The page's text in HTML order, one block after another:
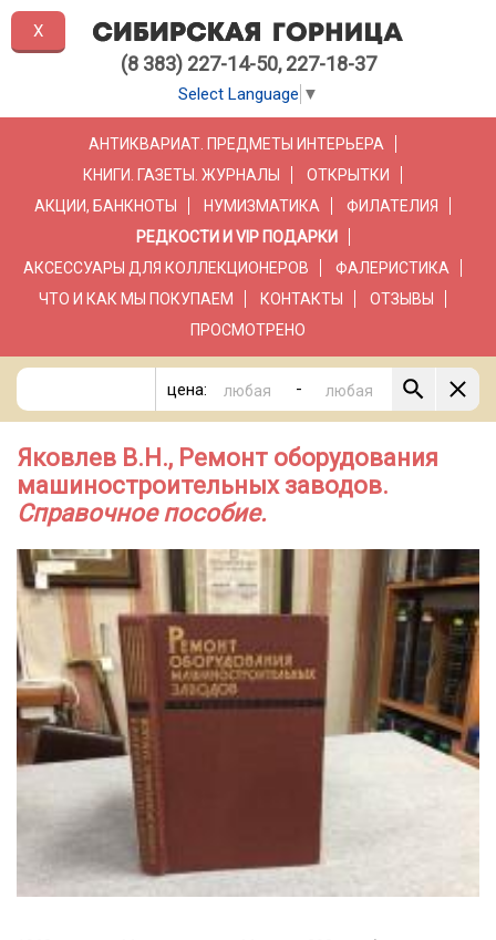
(8 383) 227-14-50, 227-18-37
Select Language ▼
АНТИКВАРИАТ. ПРЕДМЕТЫ ИНТЕРЬЕРА
КНИГИ. ГАЗЕТЫ. ЖУРНАЛЫ
ОТКРЫТКИ
АКЦИИ, БАНКНОТЫ
НУМИЗМАТИКА
ФИЛАТЕЛИЯ
РЕДКОСТИ И VIP ПОДАРКИ
АКСЕССУАРЫ ДЛЯ КОЛЛЕКЦИОНЕРОВ
ФАЛЕРИСТИКА
ЧТО И КАК МЫ ПОКУПАЕМ
КОНТАКТЫ
ОТЗЫВЫ
ПРОСМОТРЕНО
цена: -
Яковлев В.Н., Ремонт оборудования
машиностроительных заводов.
Справочное пособие.
X